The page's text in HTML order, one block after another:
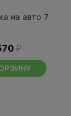
на авто 7
₽